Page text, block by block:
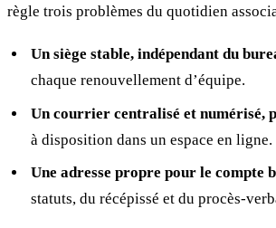
règle trois problèmes du quotidien
Un siège stable, indépendant du
chaque renouvellement d’équipe.
Un courrier centralisé et numérisé,
à disposition dans un espace en
Une adresse propre pour le compte
statuts, du récépissé et du procès-